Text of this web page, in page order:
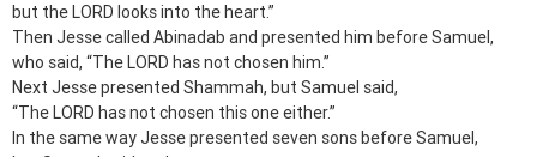
but the LORD looks into the heart.”
Then Jesse called Abinadab and presented him before Samuel,
who said, “The LORD has not chosen him.”
Next Jesse presented Shammah, but Samuel said,
“The LORD has not chosen this one either.”
In the same way Jesse presented seven sons before Samuel,